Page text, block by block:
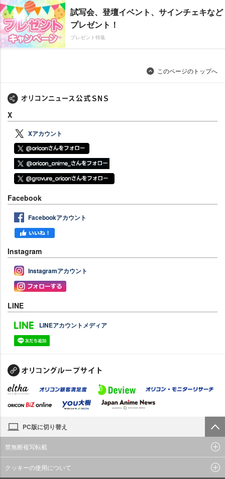
試写会、登壇イベント、サインチェキなど
プレゼント！
プレゼント特集
このページのトップへ
X
Xアカウント
Facebook
Facebookアカウント
Instagram
Instagramアカウント
LINE
LINEアカウントメディア
PC版に切り替え
禁無断複写転載
クッキーの使用について